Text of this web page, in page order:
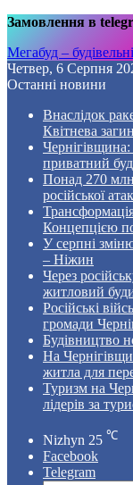
Замовлення в
Мегабуд –
Четвер, 6 Серпня
Останні новини
Внаслідок
Квітнева
Чернігівщина:
приватний
Понад 270 млн
російської
Концепцією
У серпні
– Ніжин
Через
житловий
Російські
громади
Будівництво
На
житла для
Туризм на
лідерів за
Nizhyn 25 ℃
Facebook
Telegram